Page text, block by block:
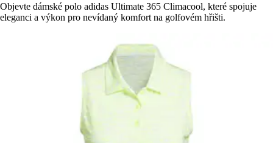
Objevte dámské polo adidas Ultimate 365 Climacool, které spojuje
eleganci a výkon pro nevídaný komfort na golfovém hřišti.